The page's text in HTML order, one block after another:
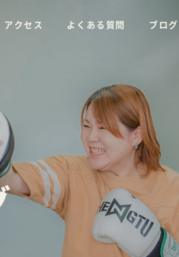
アクセス よくある質問 ブログ